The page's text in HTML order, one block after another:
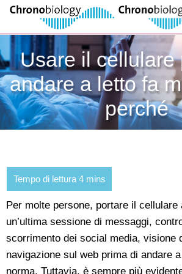
Usare il cellulare
andare a letto fa
perché
Per molte persone, portare il cellulare
un’ultima sessione di messaggi,
scorrimento dei social media, visione
navigazione sul web prima di andare
norma. Tuttavia, è sempre più